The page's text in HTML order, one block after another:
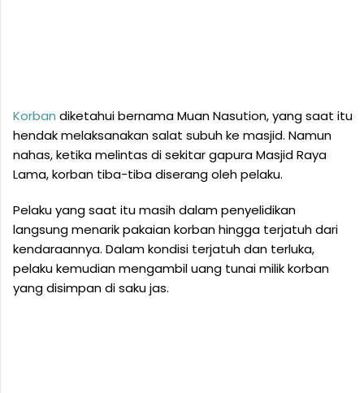
Korban diketahui bernama Muan Nasution, yang saat itu
hendak melaksanakan salat subuh ke masjid. Namun
nahas, ketika melintas di sekitar gapura Masjid Raya
Lama, korban tiba-tiba diserang oleh pelaku.
Pelaku yang saat itu masih dalam penyelidikan
langsung menarik pakaian korban hingga terjatuh dari
kendaraannya. Dalam kondisi terjatuh dan terluka,
pelaku kemudian mengambil uang tunai milik korban
yang disimpan di saku jas.